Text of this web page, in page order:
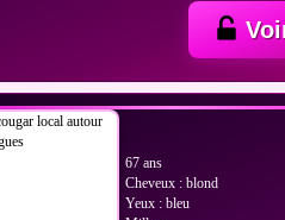
67 ans
Cheveux : blond
Yeux : bleu